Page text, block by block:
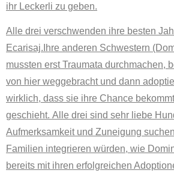
ihr Leckerli zu geben.
Alle drei verschwenden ihre besten
Ecarisaj. Ihre anderen Schwestern
mussten erst Traumata durchmachen,
von hier weggebracht und dann
wirklich, dass sie ihre Chance
geschieht. Alle drei sind sehr liebe
Aufmerksamkeit und Zuneigung
Familien integrieren würden, wie
bereits mit ihren erfolgreichen